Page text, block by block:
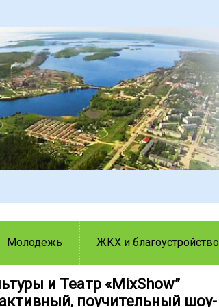
Молодежь ЖКХ и благоустройство
и Театр «MixShow”
поучительный шоу-